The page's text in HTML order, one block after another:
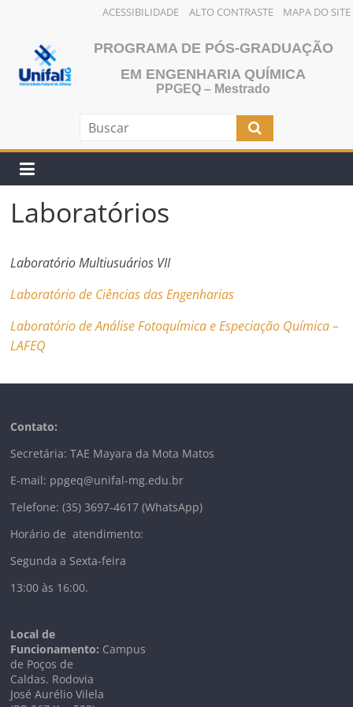
ACESSIBILIDADE ALTO CONTRASTE MAPA DO SITE
conteúdo
PROGRAMA DE PÓS-GRADUAÇÃO
EM ENGENHARIA QUÍMICA
PPGEQ – Mestrado
Laboratórios
Laboratório Multiusuários VII
Laboratório de Ciências das Engenharias
Laboratório de Análise Fotoquímica e Especiação Química –
LAFEQ
Contato:
Secretária: TAE Mayara da Mota Matos
E-mail: ppgeq@unifal-mg.edu.br
Telefone: (35) 3697-4617 (WhatsApp)
Horário de atendimento:
Segunda a Sexta-feira
13:00 às 16:00.
Local de
Funcionamento: Campus
de Poços de
Caldas. Rodovia
José Aurélio Vilela